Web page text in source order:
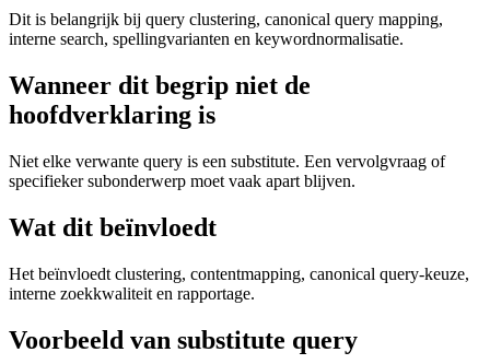
Dit is belangrijk bij query clustering, canonical query mapping,
interne search, spellingvarianten en keywordnormalisatie.
Wanneer dit begrip niet de
hoofdverklaring is
Niet elke verwante query is een substitute. Een vervolgvraag of
specifieker subonderwerp moet vaak apart blijven.
Wat dit beïnvloedt
Het beïnvloedt clustering, contentmapping, canonical query-keuze,
interne zoekkwaliteit en rapportage.
Voorbeeld van substitute query